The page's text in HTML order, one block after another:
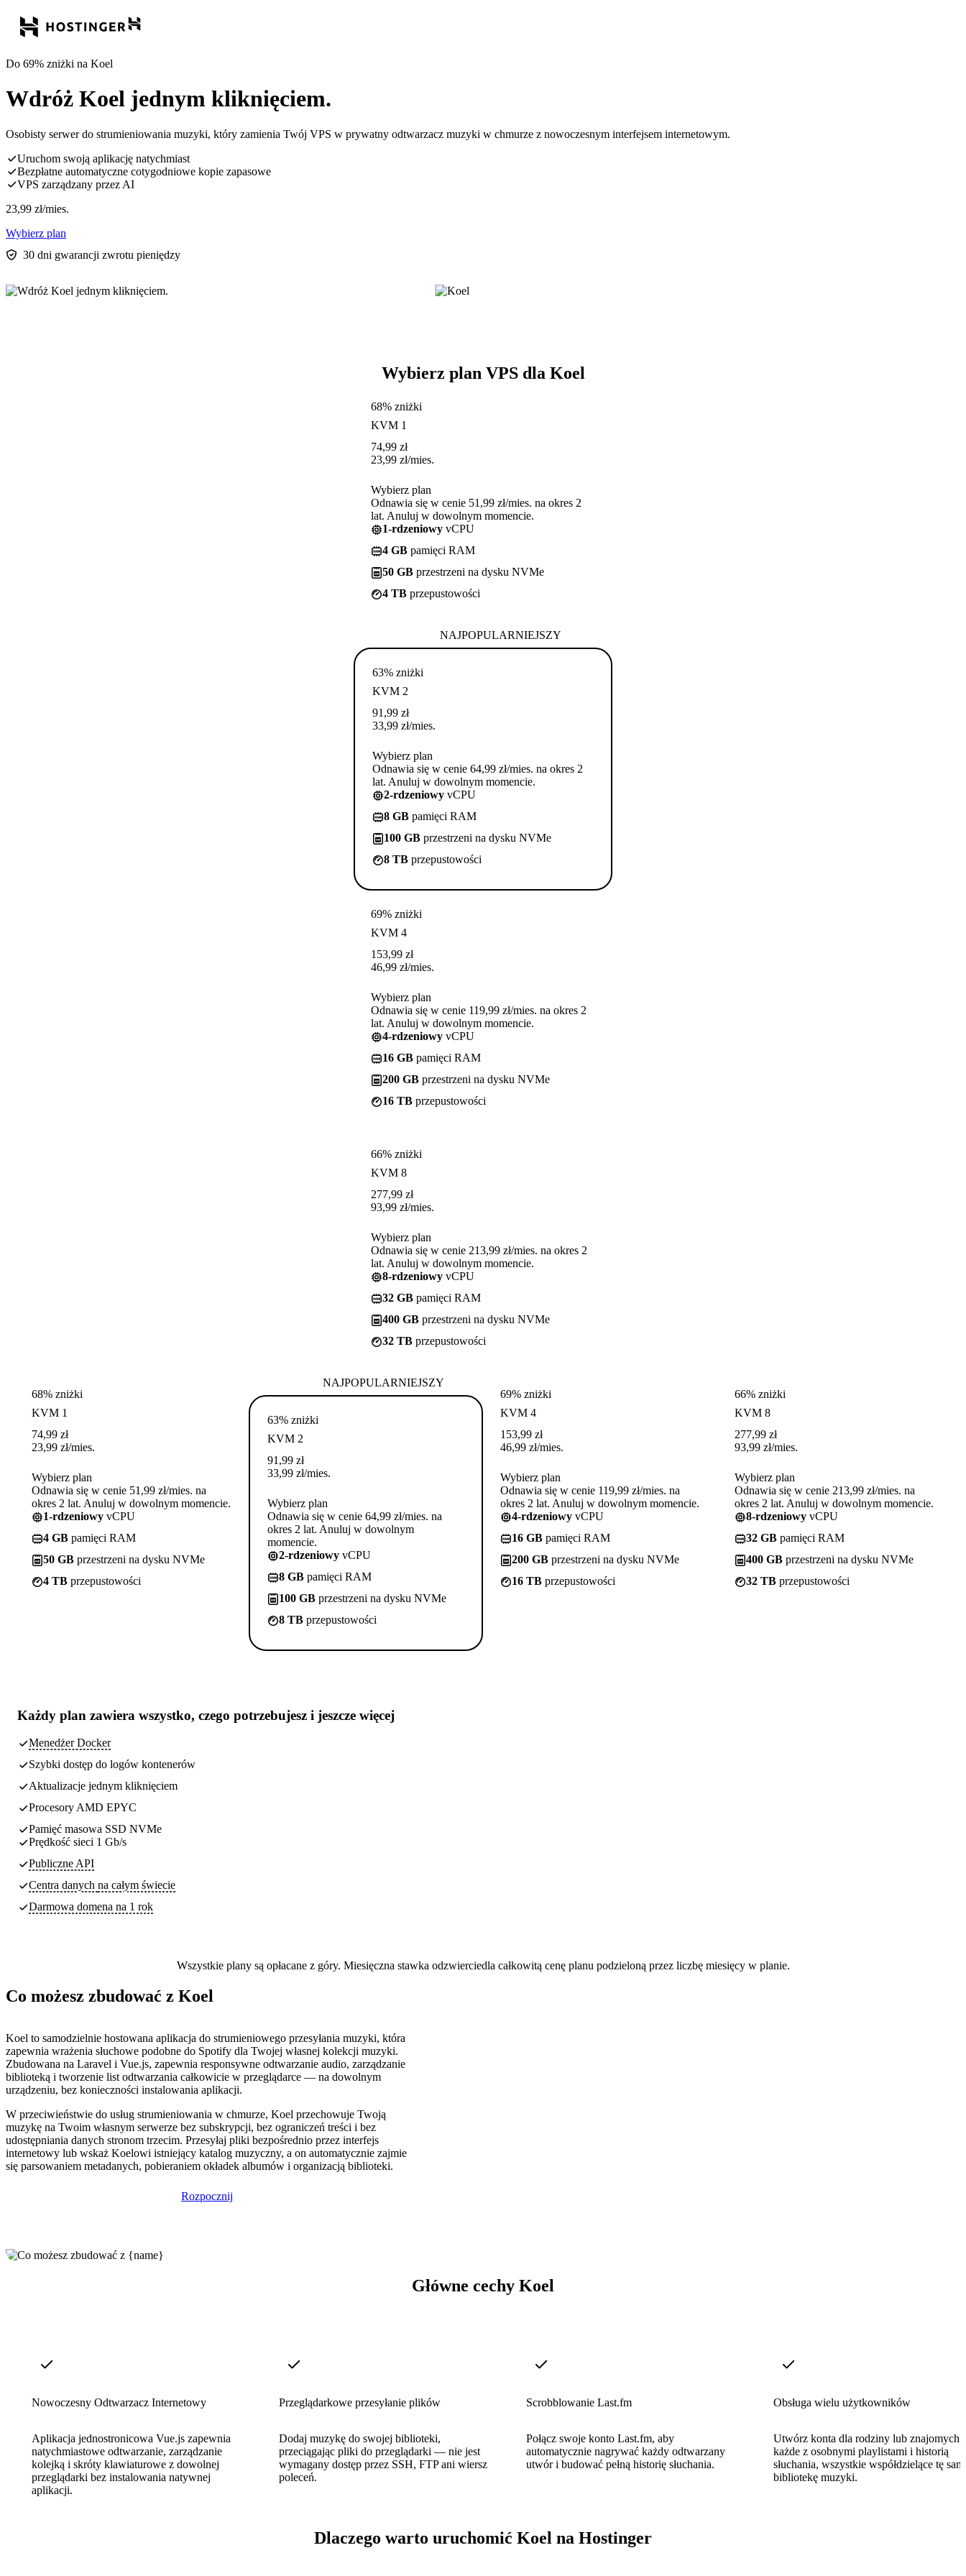
Do 69% zniżki na Koel
Wdróż Koel jednym kliknięciem.
Osobisty serwer do strumieniowania muzyki, który zamienia Twój VPS w prywatny odtwarzacz muzyki w chmurze z nowoczesnym interfejsem internetowym.
Uruchom swoją aplikację natychmiast
Bezpłatne automatyczne cotygodniowe kopie zapasowe
VPS zarządzany przez AI
23,99 zł/mies.
Wybierz plan
30 dni gwarancji zwrotu pieniędzy
Wybierz plan VPS dla Koel
68% zniżki
KVM 1
74,99 zł
23,99 zł/mies.
Wybierz plan
Odnawia się w cenie 51,99 zł/mies. na okres 2
lat. Anuluj w dowolnym momencie.
1-rdzeniowy vCPU
4 GB pamięci RAM
50 GB przestrzeni na dysku NVMe
4 TB przepustowości
NAJPOPULARNIEJSZY
63% zniżki
KVM 2
91,99 zł
33,99 zł/mies.
Wybierz plan
Odnawia się w cenie 64,99 zł/mies. na okres 2
lat. Anuluj w dowolnym momencie.
2-rdzeniowy vCPU
8 GB pamięci RAM
100 GB przestrzeni na dysku NVMe
8 TB przepustowości
69% zniżki
KVM 4
153,99 zł
46,99 zł/mies.
Wybierz plan
Odnawia się w cenie 119,99 zł/mies. na okres 2
lat. Anuluj w dowolnym momencie.
4-rdzeniowy vCPU
16 GB pamięci RAM
200 GB przestrzeni na dysku NVMe
16 TB przepustowości
66% zniżki
KVM 8
277,99 zł
93,99 zł/mies.
Wybierz plan
Odnawia się w cenie 213,99 zł/mies. na okres 2
lat. Anuluj w dowolnym momencie.
8-rdzeniowy vCPU
32 GB pamięci RAM
400 GB przestrzeni na dysku NVMe
32 TB przepustowości
68% zniżki
KVM 1
74,99 zł
23,99 zł/mies.
Wybierz plan
Odnawia się w cenie 51,99 zł/mies. na
okres 2 lat. Anuluj w dowolnym momencie.
1-rdzeniowy vCPU
4 GB pamięci RAM
50 GB przestrzeni na dysku NVMe
4 TB przepustowości
NAJPOPULARNIEJSZY
63% zniżki
KVM 2
91,99 zł
33,99 zł/mies.
Wybierz plan
Odnawia się w cenie 64,99 zł/mies. na
okres 2 lat. Anuluj w dowolnym
momencie.
2-rdzeniowy vCPU
8 GB pamięci RAM
100 GB przestrzeni na dysku NVMe
8 TB przepustowości
69% zniżki
KVM 4
153,99 zł
46,99 zł/mies.
Wybierz plan
Odnawia się w cenie 119,99 zł/mies. na
okres 2 lat. Anuluj w dowolnym momencie.
4-rdzeniowy vCPU
16 GB pamięci RAM
200 GB przestrzeni na dysku NVMe
16 TB przepustowości
66% zniżki
KVM 8
277,99 zł
93,99 zł/mies.
Wybierz plan
Odnawia się w cenie 213,99 zł/mies. na
okres 2 lat. Anuluj w dowolnym momencie.
8-rdzeniowy vCPU
32 GB pamięci RAM
400 GB przestrzeni na dysku NVMe
32 TB przepustowości
Każdy plan zawiera wszystko, czego potrzebujesz i jeszcze więcej
Menedżer Docker
Szybki dostęp do logów kontenerów
Aktualizacje jednym kliknięciem
Procesory AMD EPYC
Pamięć masowa SSD NVMe
Prędkość sieci 1 Gb/s
Publiczne API
Centra danych na całym świecie
Darmowa domena na 1 rok
Wszystkie plany są opłacane z góry. Miesięczna stawka odzwierciedla całkowitą cenę planu podzieloną przez liczbę miesięcy w planie.
Co możesz zbudować z Koel
Koel to samodzielnie hostowana aplikacja do strumieniowego przesyłania muzyki, która
zapewnia wrażenia słuchowe podobne do Spotify dla Twojej własnej kolekcji muzyki.
Zbudowana na Laravel i Vue.js, zapewnia responsywne odtwarzanie audio, zarządzanie
biblioteką i tworzenie list odtwarzania całkowicie w przeglądarce — na dowolnym
urządzeniu, bez konieczności instalowania aplikacji.
W przeciwieństwie do usług strumieniowania w chmurze, Koel przechowuje Twoją
muzykę na Twoim własnym serwerze bez subskrypcji, bez ograniczeń treści i bez
udostępniania danych stronom trzecim. Przesyłaj pliki bezpośrednio przez interfejs
internetowy lub wskaż Koelowi istniejący katalog muzyczny, a on automatycznie zajmie
się parsowaniem metadanych, pobieraniem okładek albumów i organizacją biblioteki.
Rozpocznij
Główne cechy Koel
Nowoczesny Odtwarzacz Internetowy
Aplikacja jednostronicowa Vue.js zapewnia
natychmiastowe odtwarzanie, zarządzanie
kolejką i skróty klawiaturowe z dowolnej
przeglądarki bez instalowania natywnej
aplikacji.
Przeglądarkowe przesyłanie plików
Dodaj muzykę do swojej biblioteki,
przeciągając pliki do przeglądarki — nie jest
wymagany dostęp przez SSH, FTP ani wiersz
poleceń.
Scrobblowanie Last.fm
Połącz swoje konto Last.fm, aby
automatycznie nagrywać każdy odtwarzany
utwór i budować pełną historię słuchania.
Obsługa wielu użytkowników
Utwórz konta dla rodziny lub znajomych,
każde z osobnymi playlistami i historią
słuchania, wszystkie współdzielące tę
bibliotekę muzyki.
Dlaczego warto uruchomić Koel na Hostinger